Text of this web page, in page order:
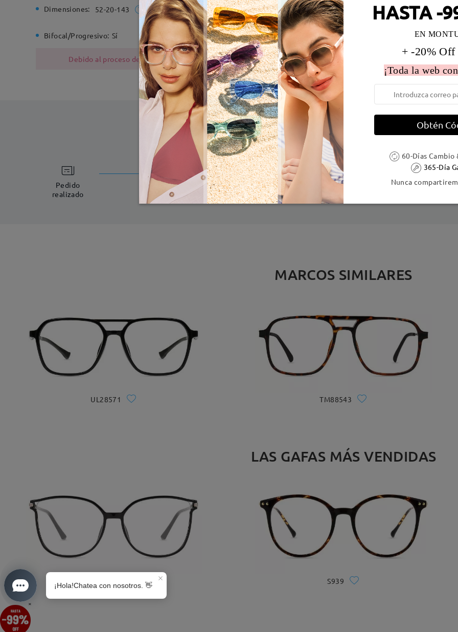
×
Dimensiones: 52-20-143 Ancho de la montura: 138 mm (Largo) Diametro de lentes: 54 mm
Bifocal/Progresivo: Sí Bisagra de resorte: No Material de la montura: Tr
Debido al proceso de fabricación, las monturas metálicas contienen níquel. Los clientes con antecedentes de
DELIVERY
Pedido
realizado
Fabricación
5-7 días laborales detalles
MARCOS SIMILARES
UL28571 TM88543
LAS GAFAS MÁS VENDIDAS
S939
HASTA -
EN
+ -20% Off
¡Toda la web
Obtén
60-Días Cambio
365-Día
Nunca